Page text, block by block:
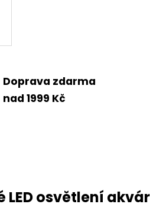
Doprava zdarma
nad 1999 Kč
LED osvětlení